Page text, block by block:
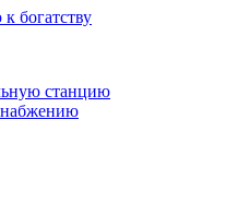
богатству
станцию